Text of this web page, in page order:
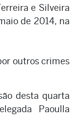
e Silveira
de 2014, na
outros crimes
desta quarta
Paoulla